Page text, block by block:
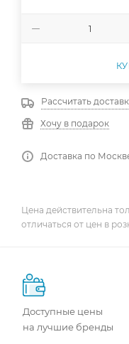
Рассчитать
Хочу в подарок
Доставка по
Цена действительна
отличаться от цен в
Доступные цены
на лучшие бренды